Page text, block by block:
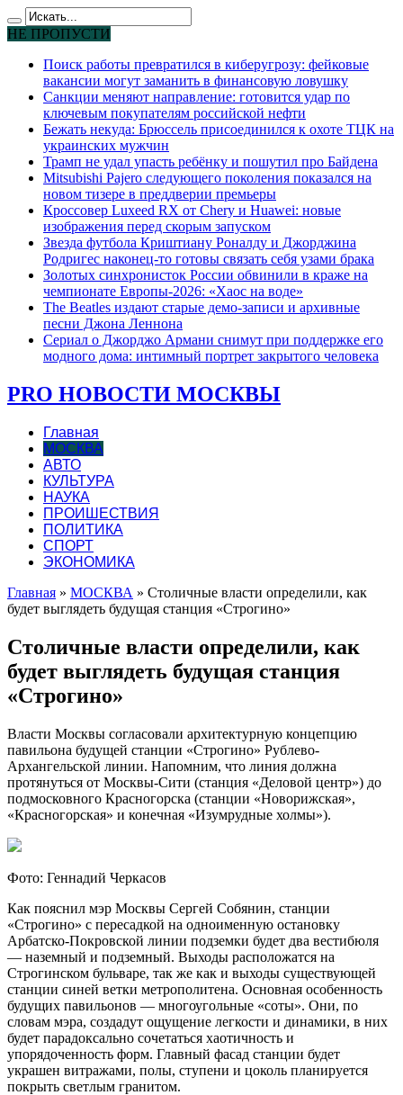
НЕ ПРОПУСТИ
Поиск работы превратился в киберугрозу: фейковые
вакансии могут заманить в финансовую ловушку
Санкции меняют направление: готовится удар по
ключевым покупателям российской нефти
Бежать некуда: Брюссель присоединился к охоте ТЦК на
украинских мужчин
Трамп не удал упасть ребёнку и пошутил про Байдена
Mitsubishi Pajero следующего поколения показался на
новом тизере в преддверии премьеры
Кроссовер Luxeed RX от Chery и Huawei: новые
изображения перед скорым запуском
Звезда футбола Криштиану Роналду и Джорджина
Родригес наконец-то готовы связать себя узами брака
Золотых синхронисток России обвинили в краже на
чемпионате Европы-2026: «Хаос на воде»
The Beatles издают старые демо-записи и архивные
песни Джона Леннона
Сериал о Джорджо Армани снимут при поддержке его
модного дома: интимный портрет закрытого человека
PRO НОВОСТИ МОСКВЫ
Главная
МОСКВА
АВТО
КУЛЬТУРА
НАУКА
ПРОИШЕСТВИЯ
ПОЛИТИКА
СПОРТ
ЭКОНОМИКА
Главная » МОСКВА » Столичные власти определили, как
будет выглядеть будущая станция «Строгино»
Столичные власти определили, как
будет выглядеть будущая станция
«Строгино»
Власти Москвы согласовали архитектурную концепцию
павильона будущей станции «Строгино» Рублево-
Архангельской линии. Напомним, что линия должна
протянуться от Москвы-Сити (станция «Деловой центр») до
подмосковного Красногорска (станции «Новорижская»,
«Красногорская» и конечная «Изумрудные холмы»).
Фото: Геннадий Черкасов
Как пояснил мэр Москвы Сергей Собянин, станции
«Строгино» с пересадкой на одноименную остановку
Арбатско-Покровской линии подземки будет два вестибюля
— наземный и подземный. Выходы расположатся на
Строгинском бульваре, так же как и выходы существующей
станции синей ветки метрополитена. Основная особенность
будущих павильонов — многоугольные «соты». Они, по
словам мэра, создадут ощущение легкости и динамики, в них
будет парадоксально сочетаться хаотичность и
упорядоченность форм. Главный фасад станции будет
украшен витражами, полы, ступени и цоколь планируется
покрыть светлым гранитом.